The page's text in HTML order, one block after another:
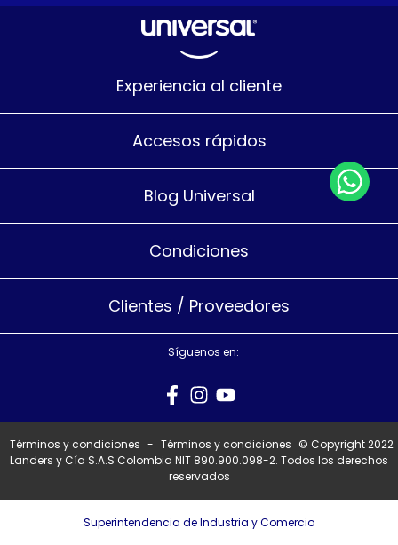
Experiencia al cliente
Accesos rápidos
Blog Universal
Condiciones
Clientes / Proveedores
Síguenos en:
Términos y condiciones - Términos y condiciones © Copyright 2022
Landers y Cía S.A.S Colombia NIT 890.900.098-2. Todos los derechos
reservados
Superintendencia de Industria y Comercio